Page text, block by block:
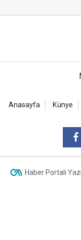
Anasayfa Künye
Haber Portalı